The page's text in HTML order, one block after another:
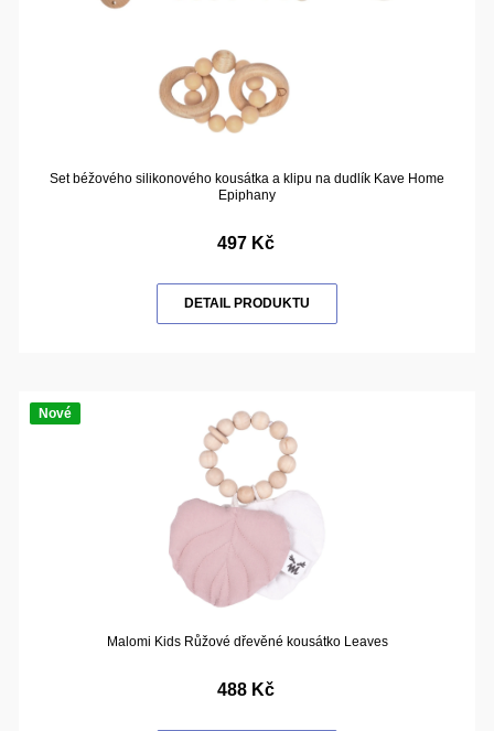
Set béžového silikonového kousátka a klipu na dudlík Kave Home
Epiphany
497 Kč
DETAIL PRODUKTU
Nové
Malomi Kids Růžové dřevěné kousátko Leaves
488 Kč